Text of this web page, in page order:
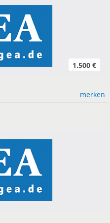
1.500 €
merken